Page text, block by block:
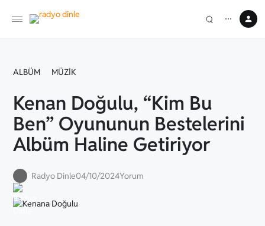
⋯
ALBÜM MÜZIK
Kenan Doğulu, “Kim Bu
Ben” Oyununun Bestelerini
Albüm Haline Getiriyor
Radyo Dinle04/10/2024Yorum